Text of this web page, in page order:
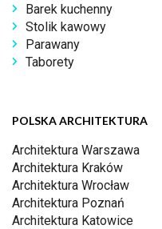
Barek kuchenny
Stolik kawowy
Parawany
Taborety
POLSKA ARCHITEKTURA
Architektura Warszawa
Architektura Kraków
Architektura Wrocław
Architektura Poznań
Architektura Katowice